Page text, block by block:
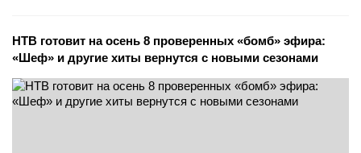
НТВ готовит на осень 8 проверенных «бомб» эфира:
«Шеф» и другие хиты вернутся с новыми сезонами